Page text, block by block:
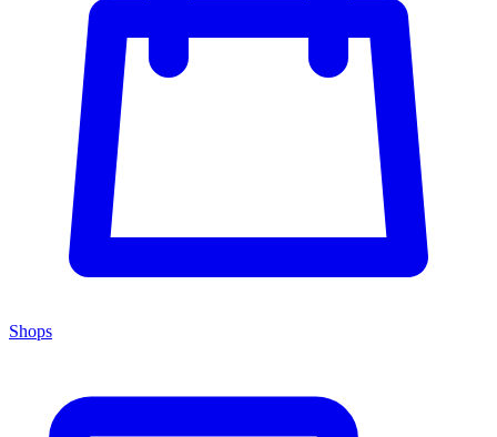
Shops